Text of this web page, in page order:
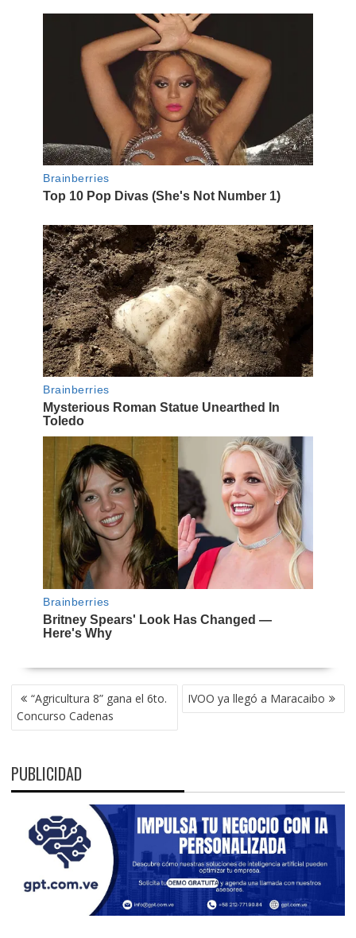
NAVEGACIÓN
DE
ENTRADAS
“Agricultura 8” gana el 6to.
Concurso Cadenas
IVOO ya llegó a Maracaibo
PUBLICIDAD